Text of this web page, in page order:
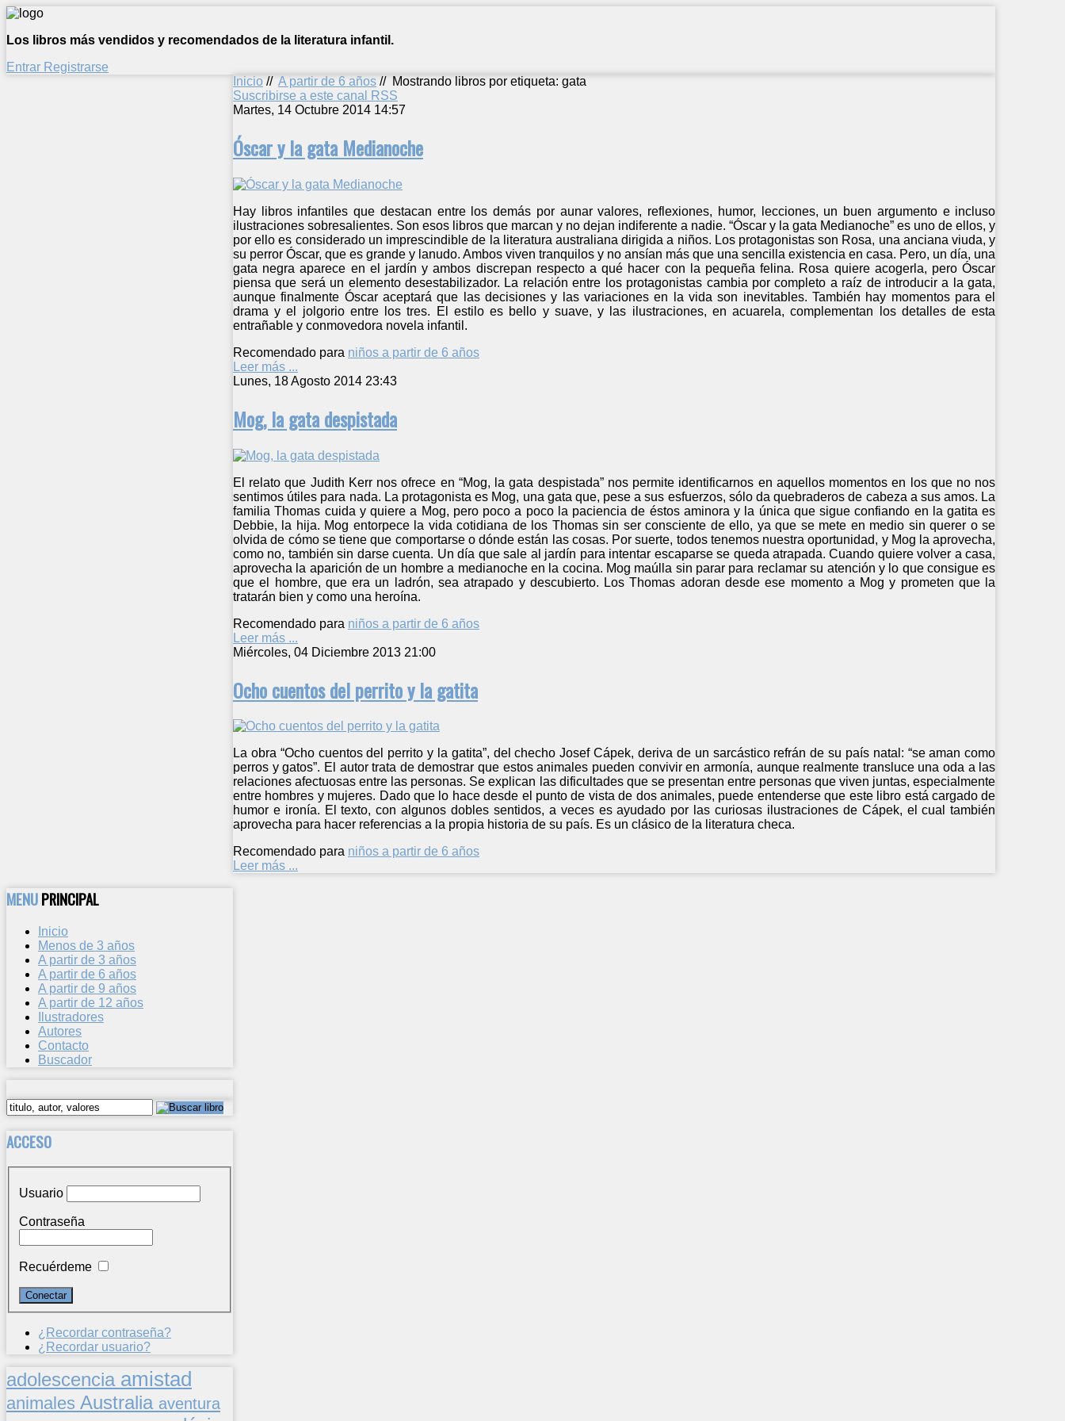
Los libros más vendidos y recomendados de la literatura infantil.
Entrar Registrarse
Inicio // A partir de 6 años // Mostrando libros por etiqueta: gata
Suscribirse a este canal RSS
Martes, 14 Octubre 2014 14:57
Óscar y la gata Medianoche
Hay libros infantiles que destacan entre los demás por aunar valores, reflexiones, humor, lecciones, un buen argumento e incluso
ilustraciones sobresalientes. Son esos libros que marcan y no dejan indiferente a nadie. “Óscar y la gata Medianoche” es uno de ellos, y
por ello es considerado un imprescindible de la literatura australiana dirigida a niños. Los protagonistas son Rosa, una anciana viuda, y
su perror Óscar, que es grande y lanudo. Ambos viven tranquilos y no ansían más que una sencilla existencia en casa. Pero, un día, una
gata negra aparece en el jardín y ambos discrepan respecto a qué hacer con la pequeña felina. Rosa quiere acogerla, pero Óscar
piensa que será un elemento desestabilizador. La relación entre los protagonistas cambia por completo a raíz de introducir a la gata,
aunque finalmente Óscar aceptará que las decisiones y las variaciones en la vida son inevitables. También hay momentos para el
drama y el jolgorio entre los tres. El estilo es bello y suave, y las ilustraciones, en acuarela, complementan los detalles de esta
entrañable y conmovedora novela infantil.
Recomendado para niños a partir de 6 años
Leer más ...
Lunes, 18 Agosto 2014 23:43
Mog, la gata despistada
El relato que Judith Kerr nos ofrece en “Mog, la gata despistada” nos permite identificarnos en aquellos momentos en los que no nos
sentimos útiles para nada. La protagonista es Mog, una gata que, pese a sus esfuerzos, sólo da quebraderos de cabeza a sus amos. La
familia Thomas cuida y quiere a Mog, pero poco a poco la paciencia de éstos aminora y la única que sigue confiando en la gatita es
Debbie, la hija. Mog entorpece la vida cotidiana de los Thomas sin ser consciente de ello, ya que se mete en medio sin querer o se
olvida de cómo se tiene que comportarse o dónde están las cosas. Por suerte, todos tenemos nuestra oportunidad, y Mog la aprovecha,
como no, también sin darse cuenta. Un día que sale al jardín para intentar escaparse se queda atrapada. Cuando quiere volver a casa,
aprovecha la aparición de un hombre a medianoche en la cocina. Mog maúlla sin parar para reclamar su atención y lo que consigue es
que el hombre, que era un ladrón, sea atrapado y descubierto. Los Thomas adoran desde ese momento a Mog y prometen que la
tratarán bien y como una heroína.
Recomendado para niños a partir de 6 años
Leer más ...
Miércoles, 04 Diciembre 2013 21:00
Ocho cuentos del perrito y la gatita
La obra “Ocho cuentos del perrito y la gatita”, del checho Josef Cápek, deriva de un sarcástico refrán de su país natal: “se aman como
perros y gatos”. El autor trata de demostrar que estos animales pueden convivir en armonía, aunque realmente transluce una oda a las
relaciones afectuosas entre las personas. Se explican las dificultades que se presentan entre personas que viven juntas, especialmente
entre hombres y mujeres. Dado que lo hace desde el punto de vista de dos animales, puede entenderse que este libro está cargado de
humor e ironía. El texto, con algunos dobles sentidos, a veces es ayudado por las curiosas ilustraciones de Cápek, el cual también
aprovecha para hacer referencias a la propia historia de su país. Es un clásico de la literatura checa.
Recomendado para niños a partir de 6 años
Leer más ...
MENUPRINCIPAL
Inicio
Menos de 3 años
A partir de 3 años
A partir de 6 años
A partir de 9 años
A partir de 12 años
Ilustradores
Autores
Contacto
Buscador
ACCESO
Usuario
Contraseña
Recuérdeme
¿Recordar contraseña?
¿Recordar usuario?
adolescencia amistad
animales Australia aventura